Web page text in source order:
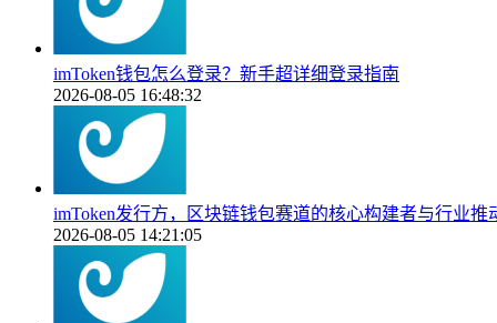
imToken钱包怎么登录？新手超详细登录指南
2026-08-05 16:48:32
imToken发行方，区块链钱包赛道的核心构建者与行业推
2026-08-05 14:21:05